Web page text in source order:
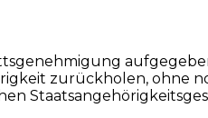
zurückholen,